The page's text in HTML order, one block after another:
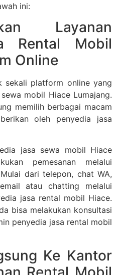
ini:
Layanan
Rental Mobil
Online
sekali platform online yang
mobil Hiace Lumajang.
memilih berbagai macam
oleh penyedia jasa
jasa sewa mobil Hiace
pemesanan melalui
dari telepon, chat WA,
atau chatting melalui
jasa rental mobil Hiace.
bisa melakukan konsultasi
penyedia jasa rental mobil
Ke Kantor